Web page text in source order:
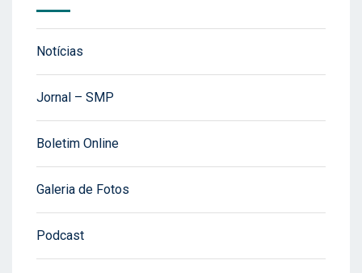
Notícias
Jornal – SMP
Boletim Online
Galeria de Fotos
Podcast